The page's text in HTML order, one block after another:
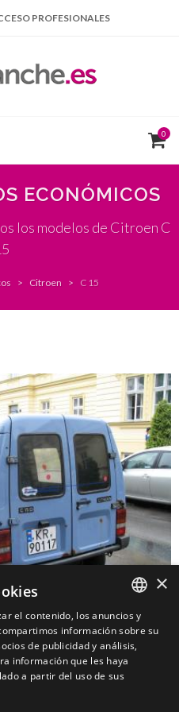
PROFESIONALES
0
ECONÓMICOS
los modelos de Citroen C
Citroen C 15
15 Furgon
CITROEN C 15 Furgon
SPANISH
PORTUGUESE
×
el contenido, los anuncios y
información sobre su
de publicidad y análisis,
información que les haya
a partir del uso de sus